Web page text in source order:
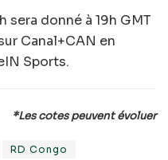
sera donné à 19h GMT
Canal+CAN en
Sports.
*Les cotes peuvent évoluer
RD Congo